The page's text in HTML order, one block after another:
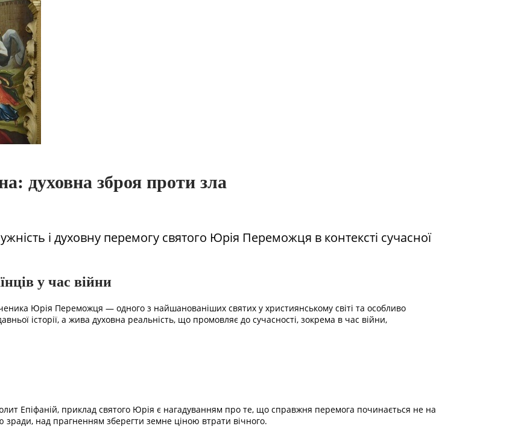
духовна зброя проти зла
і духовну перемогу святого Юрія Переможця в контексті сучасної
у час війни
Юрія Переможця — одного з найшанованіших святих у християнському світі та особливо
історії, а жива духовна реальність, що промовляє до сучасності, зокрема в час війни,
Епіфаній, приклад святого Юрія є нагадуванням про те, що справжня перемога починається не на
над прагненням зберегти земне ціною втрати вічного.